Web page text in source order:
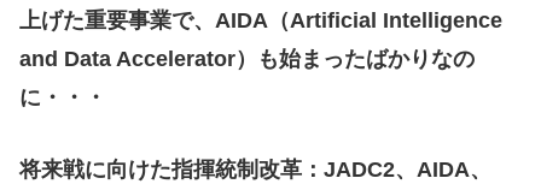
上げた重要事業で、AIDA（Artificial Intelligence
and Data Accelerator）も始まったばかりなの
に・・・
将来戦に向けた指揮統制改革：JADC2、AIDA、